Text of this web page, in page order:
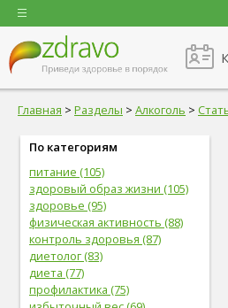
Главная > Разделы > Алкоголь >
По категориям
питание (105)
здоровый образ жизни (105)
здоровье (95)
физическая активность (88)
контроль здоровья (87)
диетолог (83)
диета (77)
профилактика (75)